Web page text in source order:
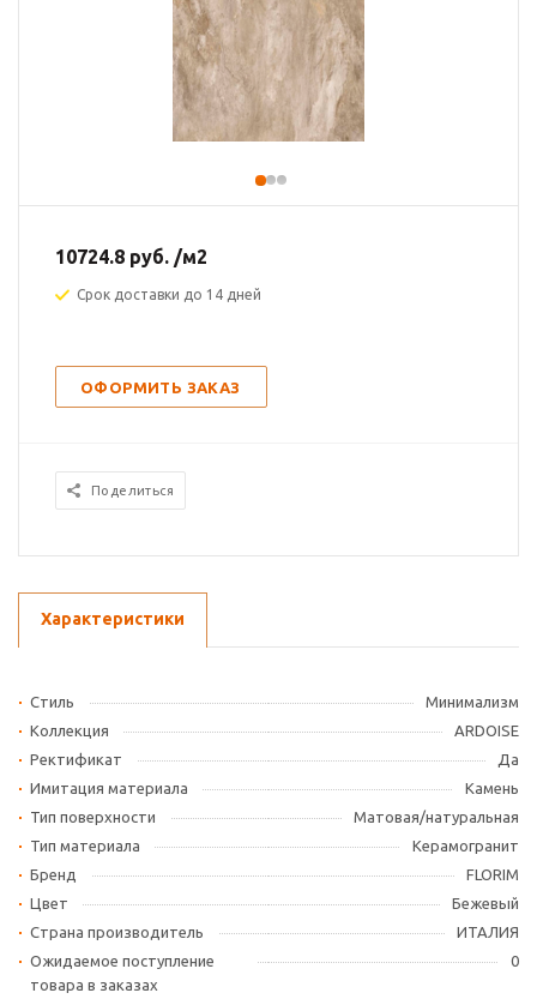
10724.8 руб. /м2
Срок доставки до 14 дней
ОФОРМИТЬ ЗАКАЗ
Поделиться
Характеристики
Стиль
Минимализм
Коллекция
ARDOISE
Ректификат
Да
Имитация материала
Камень
Тип поверхности
Матовая/натуральная
Тип материала
Керамогранит
Бренд
FLORIM
Цвет
Бежевый
Страна производитель
ИТАЛИЯ
Ожидаемое поступление
товара в заказах
0